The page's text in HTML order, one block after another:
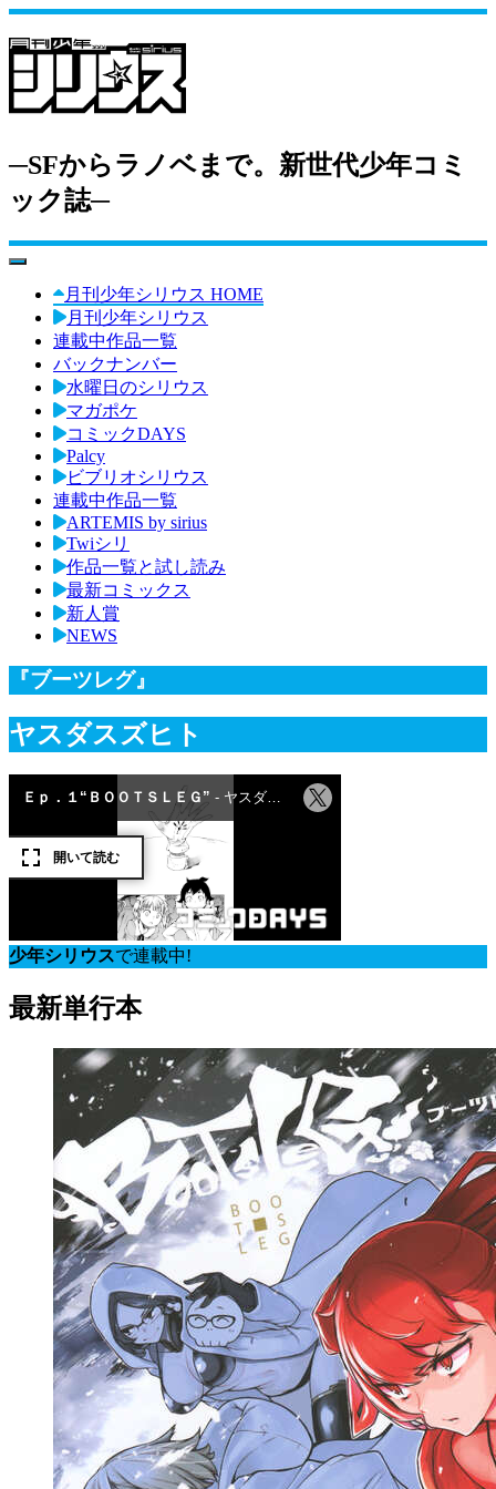
─SFからラノベまで。新世代少年コミ
ック誌─
toggle navigation
月刊少年シリウス HOME
月刊少年シリウス
連載中作品一覧
バックナンバー
水曜日のシリウス
マガポケ
コミックDAYS
Palcy
ビブリオシリウス
連載中作品一覧
ARTEMIS by sirius
Twiシリ
作品一覧と試し読み
最新コミックス
新人賞
NEWS
『ブーツレグ』
ヤスダスズヒト
少年シリウスで連載中!
最新単行本